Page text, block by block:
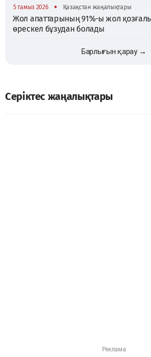
5 тамыз 2026 • Қазақстан жаңалықтары
Жол апаттарының 91%-ы жол
өрескел бұзудан болады
Барлығын қарау →
Серіктес жаңалықтары